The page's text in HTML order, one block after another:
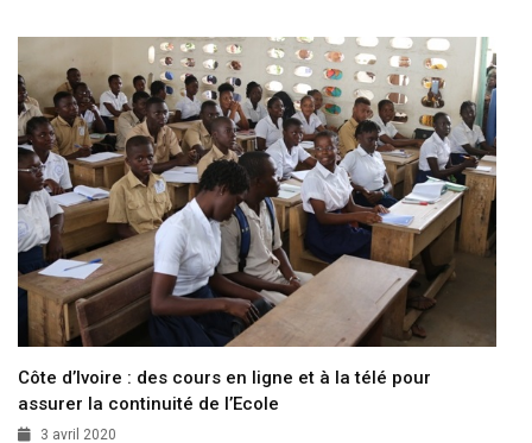
Côte d’Ivoire : des cours en ligne et à la télé pour
assurer la continuité de l’Ecole
3 avril 2020